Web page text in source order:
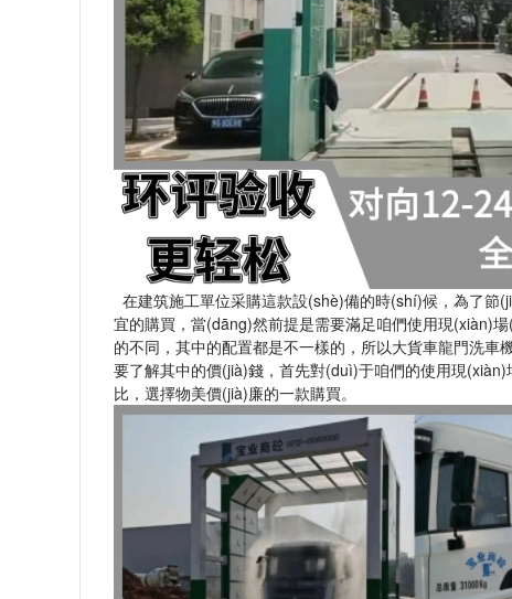
在建筑施工單位采購這款設(shè)備的時(shí)候，為
宜的購買，當(dāng)然前提是需要滿足咱們使用現(xiàn)場
的不同，其中的配置都是不一樣的，所以大貨車龍門洗
要了解其中的價(jià)錢，首先對(duì)于咱們的使用現
比，選擇物美價(jià)廉的一款購買。